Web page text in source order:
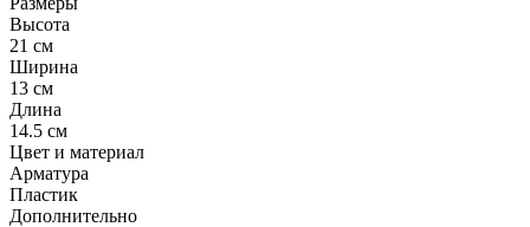
Высота
21 см
Ширина
13 см
Длина
14.5 см
Цвет и материал
Арматура
Пластик
Дополнительно